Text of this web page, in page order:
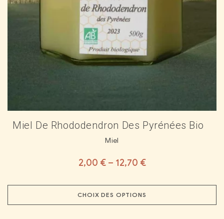
Miel De Rhododendron Des Pyrénées Bio
Miel
2,00 €– 12,70 €
CHOIX DES OPTIONS